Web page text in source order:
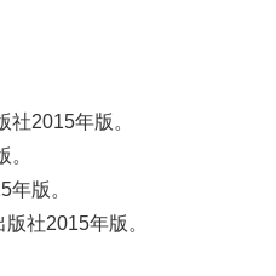
2015年版。
版。
社2015年版。